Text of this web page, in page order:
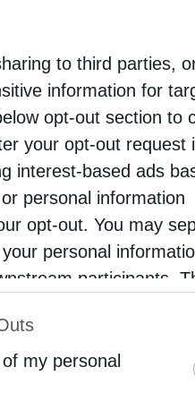
to third parties,
information for
opt-out section to
your opt-out request
interest-based ads
personal information
opt-out. You may
personal
participants.
that may further
my personal
και νέων έργων (IRR),
ανανεώσιμων πηγών
συμβάσεις PPA.
σχέση με τη
οι ίδιες πηγές.
εγγυήσεις για
ΑΠΕ που συνδέονται με
της αγοράς, από τον
έχουν λάβει όρους
προκαλεί και το
επιλογής διμερών
στη χώρα μας,